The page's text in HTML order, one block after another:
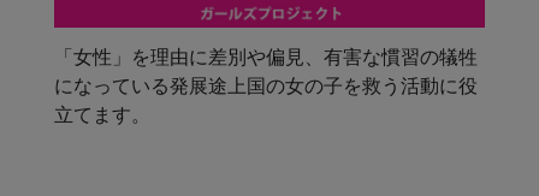
「女性」を理由に差別や偏見、有害な慣習の犠牲
になっている発展途上国の女の子を救う活動に役
立てます。